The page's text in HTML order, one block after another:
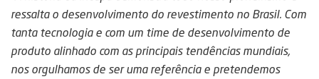
ressalta o desenvolvimento do revestimento no Brasil. Com
tanta tecnologia e com um time de desenvolvimento de
produto alinhado com as principais tendências mundiais,
nos orgulhamos de ser uma referência e pretendemos